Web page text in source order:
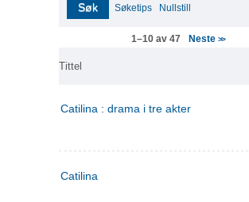
Søk Søketips Nullstill
1–10 av 47 Neste>>
Tittel
Catilina : drama i tre akter
Catilina